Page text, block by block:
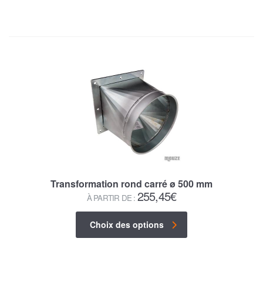
Transformation rond carré ø 500 mm
À PARTIR DE : 255,45€
Choix des options